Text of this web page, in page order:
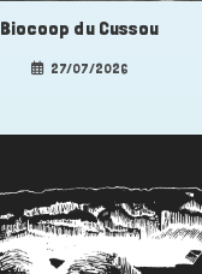
Biocoop du Cussou
27/07/2026